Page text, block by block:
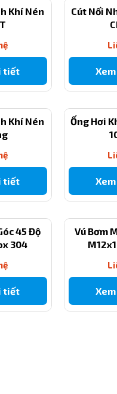
Khí Nén
tiết
Cút Nối
Khí Nén
tiết
Ống Hơi
45 Độ
304
tiết
Vú Bơm